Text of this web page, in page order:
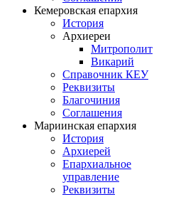
Кемеровская епархия
История
Архиереи
Митрополит
Викарий
Справочник КЕУ
Реквизиты
Благочиния
Соглашения
Мариинская епархия
История
Архиерей
Епархиальное
управление
Реквизиты